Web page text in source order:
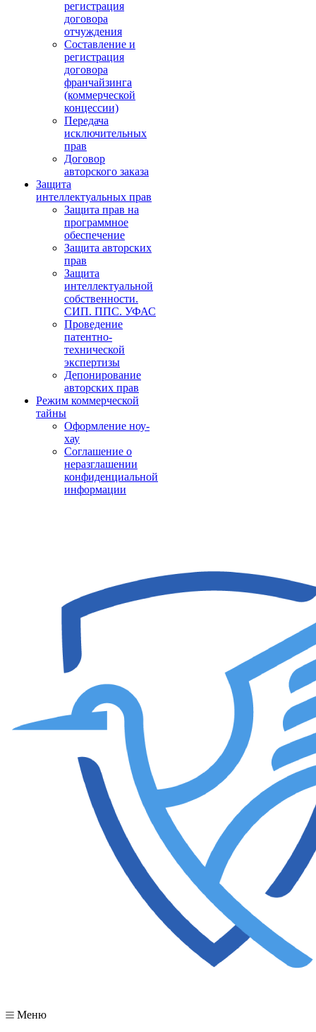
регистрация
договора
отчуждения
Составление и
регистрация
договора
франчайзинга
(коммерческой
концессии)
Передача
исключительных
прав
Договор
авторского заказа
Защита
интеллектуальных прав
Защита прав на
программное
обеспечение
Защита авторских
прав
Защита
интеллектуальной
собственности.
СИП. ППС. УФАС
Проведение
патентно-
технической
экспертизы
Депонирование
авторских прав
Режим коммерческой
тайны
Оформление ноу-
хау
Соглашение о
неразглашении
конфиденциальной
информации
Меню